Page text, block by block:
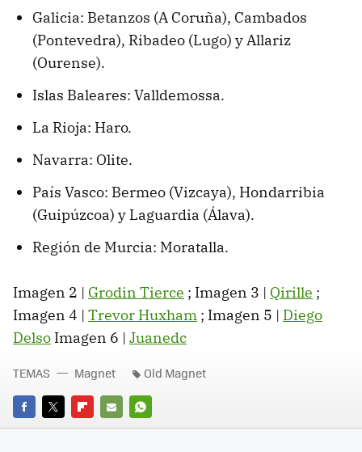
Galicia: Betanzos (A Coruña), Cambados
(Pontevedra), Ribadeo (Lugo) y Allariz
(Ourense).
Islas Baleares: Valldemossa.
La Rioja: Haro.
Navarra: Olite.
País Vasco: Bermeo (Vizcaya), Hondarribia
(Guipúzcoa) y Laguardia (Álava).
Región de Murcia: Moratalla.
Imagen 2 | Grodin Tierce ; Imagen 3 | Qirille ;
Imagen 4 | Trevor Huxham ; Imagen 5 | Diego
Delso Imagen 6 | Juanedc
FACEBOOK
TWITTERFLIPBOARD
E-
WHATSAPP
TEMAS Magnet Old Magnet